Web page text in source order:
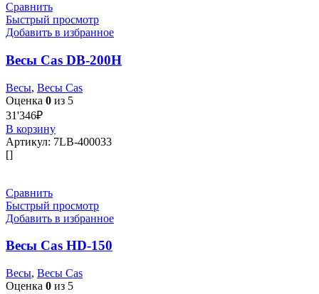
Сравнить
Быстрый просмотр
Добавить в избранное
Весы Cas DB-200H
Весы, Весы Cas
Оценка 0 из 5
31'346₽
В корзину
Артикул: 7LB-400033
[]
Сравнить
Быстрый просмотр
Добавить в избранное
Весы Cas HD-150
Весы, Весы Cas
Оценка 0 из 5